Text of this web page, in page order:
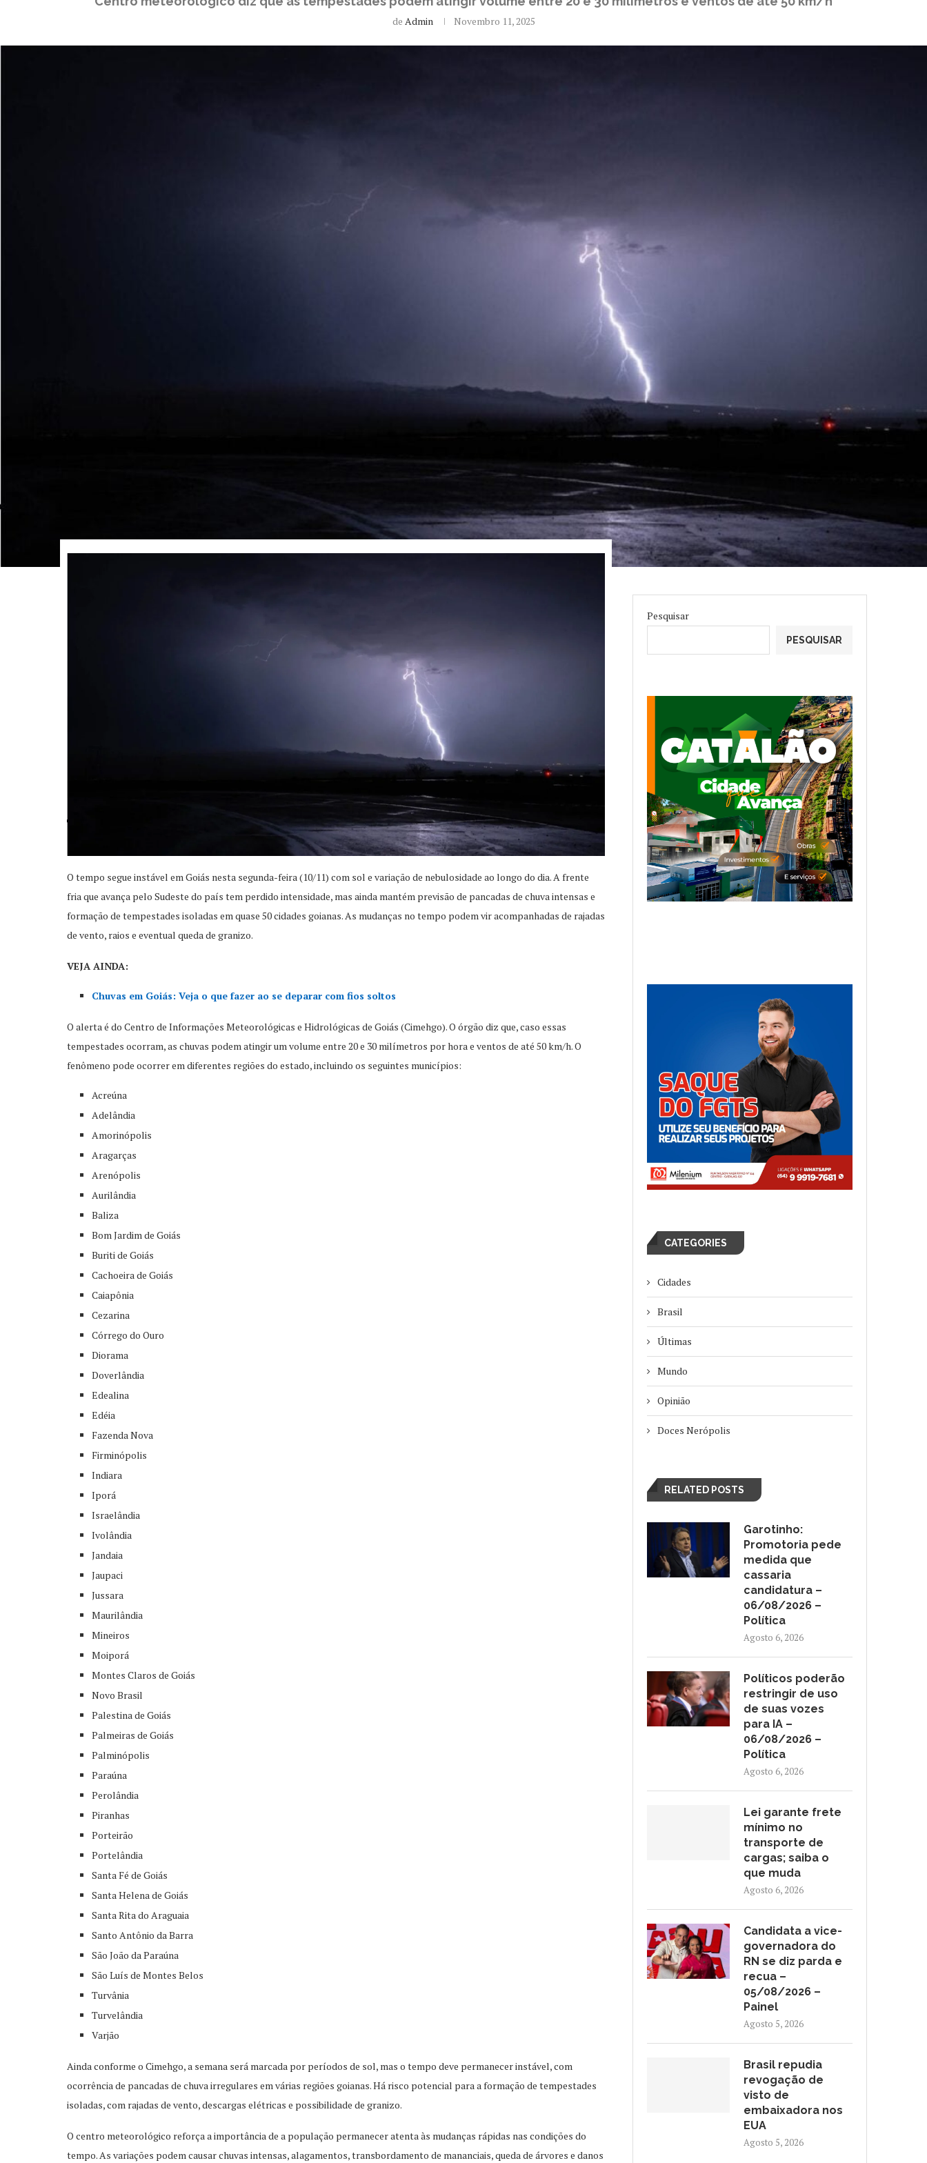
de Admin Novembro 11, 2025
O tempo segue instável em Goiás nesta segunda-feira (10/11) com sol e variação de nebulosidade ao longo do dia. A frente
fria que avança pelo Sudeste do país tem perdido intensidade, mas ainda mantém previsão de pancadas de chuva intensas e
formação de tempestades isoladas em quase 50 cidades goianas. As mudanças no tempo podem vir acompanhadas de rajadas
de vento, raios e eventual queda de granizo.
VEJA AINDA:
Chuvas em Goiás: Veja o que fazer ao se deparar com fios soltos
O alerta é do Centro de Informações Meteorológicas e Hidrológicas de Goiás (Cimehgo). O órgão diz que, caso essas
tempestades ocorram, as chuvas podem atingir um volume entre 20 e 30 milímetros por hora e ventos de até 50 km/h. O
fenômeno pode ocorrer em diferentes regiões do estado, incluindo os seguintes municípios:
Acreúna
Adelândia
Amorinópolis
Aragarças
Arenópolis
Aurilândia
Baliza
Bom Jardim de Goiás
Buriti de Goiás
Cachoeira de Goiás
Caiapônia
Cezarina
Córrego do Ouro
Diorama
Doverlândia
Edealina
Edéia
Fazenda Nova
Firminópolis
Indiara
Iporá
Israelândia
Ivolândia
Jandaia
Jaupaci
Jussara
Maurilândia
Mineiros
Moiporá
Montes Claros de Goiás
Novo Brasil
Palestina de Goiás
Palmeiras de Goiás
Palminópolis
Paraúna
Perolândia
Piranhas
Porteirão
Portelândia
Santa Fé de Goiás
Santa Helena de Goiás
Santa Rita do Araguaia
Santo Antônio da Barra
São João da Paraúna
São Luís de Montes Belos
Turvânia
Turvelândia
Varjão
Ainda conforme o Cimehgo, a semana será marcada por períodos de sol, mas o tempo deve permanecer instável, com
ocorrência de pancadas de chuva irregulares em várias regiões goianas. Há risco potencial para a formação de tempestades
isoladas, com rajadas de vento, descargas elétricas e possibilidade de granizo.
O centro meteorológico reforça a importância de a população permanecer atenta às mudanças rápidas nas condições do
tempo. As variações podem causar chuvas intensas, alagamentos, transbordamento de mananciais, queda de árvores e danos
Pesquisar
PESQUISAR
CATEGORIES
Cidades
Brasil
Últimas
Mundo
Opinião
Doces Nerópolis
RELATED POSTS
Garotinho:
Promotoria pede
medida que
cassaria
candidatura –
06/08/2026 –
Política
Agosto 6, 2026
Políticos poderão
restringir de uso
de suas vozes
para IA –
06/08/2026 –
Política
Agosto 6, 2026
Lei garante frete
mínimo no
transporte de
cargas; saiba o
que muda
Agosto 6, 2026
Candidata a vice-
governadora do
RN se diz parda e
recua –
05/08/2026 –
Painel
Agosto 5, 2026
Brasil repudia
revogação de
visto de
embaixadora nos
EUA
Agosto 5, 2026